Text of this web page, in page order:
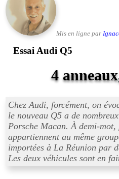
Mis en ligne par
Essai Audi Q5
4
Chez Audi, forcément, on
le nouveau Q5 a de
Porsche Macan. À demi-mot,
appartiennent au même
importées à La Réunion par
Les deux véhicules sont en